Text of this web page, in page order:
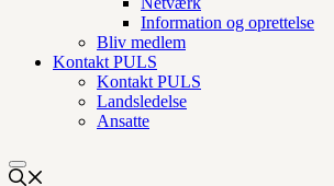
Information og oprettelse
Bliv medlem
Kontakt PULS
Kontakt PULS
Landsledelse
Ansatte